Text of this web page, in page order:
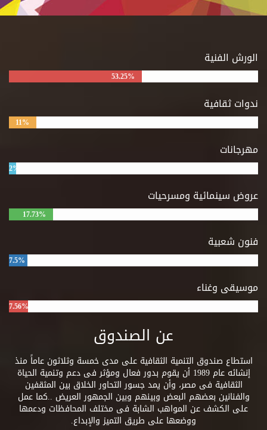
الورش الفنية
53.25%
ندوات ثقافية
11%
مهرجانات
2%
عروض سينمائية ومسرحيات
17.73%
فنون شعبية
7.5%
موسيقى وغناء
7.56%
عن الصندوق
استطاع صندوق التنمية الثقافية على مدى خمسة وثلاثون عاماً منذ
إنشائه عام 1989 أن يقوم بدور فعال ومؤثر فى دعم وتنمية الحياة
الثقافية فى مصر، وأن يمد جسور التحاور الخلاق بين المثقفين
والفنانين بعضهم البعض وبينهم وبين الجمهور العريض ..كما عمل
على الكشف عن المواهب الشابة فى مختلف المحافظات ودعمها
ووضعها على طريق التميز والإبداع.